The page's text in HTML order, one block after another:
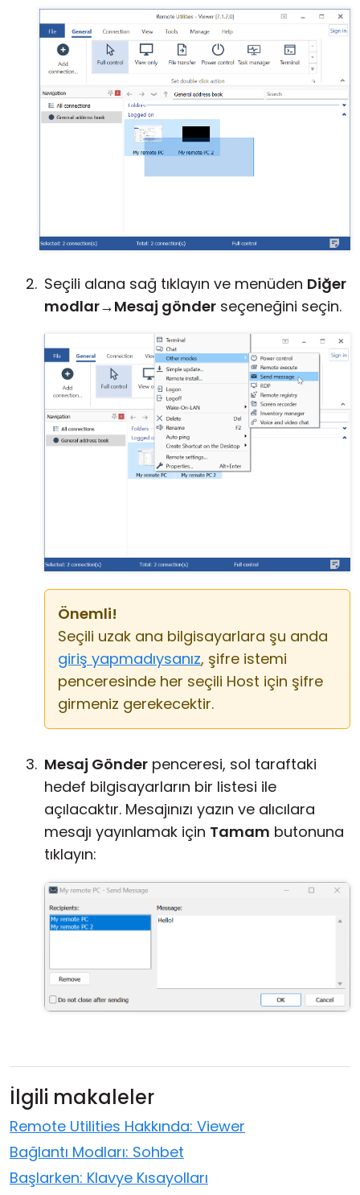
Seçili alana sağ tıklayın ve menüden Diğer
modlar→Mesaj gönder seçeneğini seçin.
Önemli!
Seçili uzak ana bilgisayarlara şu anda
giriş yapmadıysanız, şifre istemi
penceresinde her seçili Host için şifre
girmeniz gerekecektir.
Mesaj Gönder penceresi, sol taraftaki
hedef bilgisayarların bir listesi ile
açılacaktır. Mesajınızı yazın ve alıcılara
mesajı yayınlamak için Tamam butonuna
tıklayın:
İlgili makaleler
Remote Utilities Hakkında: Viewer
Bağlantı Modları: Sohbet
Başlarken: Klavye Kısayolları